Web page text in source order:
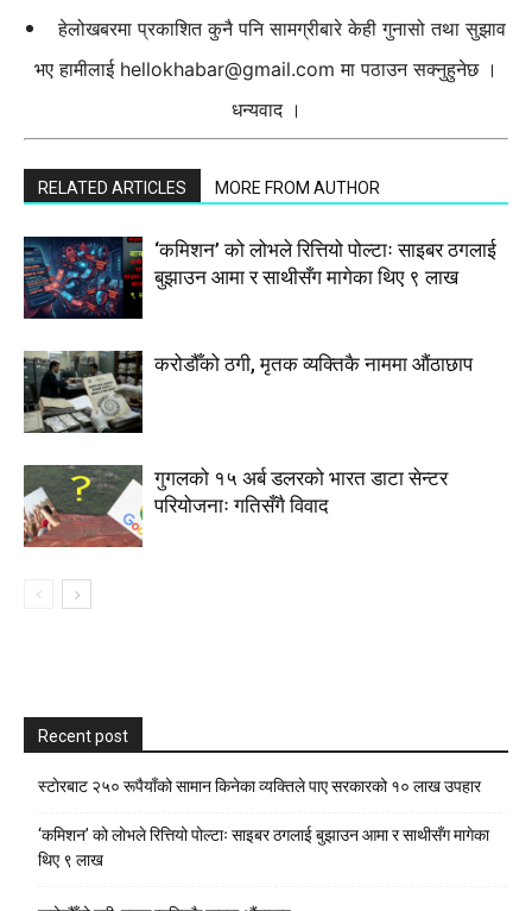
हेलोखबरमा प्रकाशित कुनै पनि सामग्रीबारे केही गुनासो तथा सुझाव
भए हामीलाई hellokhabar@gmail.com मा पठाउन सक्नुहुनेछ ।
धन्यवाद ।
RELATED ARTICLES MORE FROM AUTHOR
‘कमिशन’ को लोभले रित्तियो पोल्टाः साइबर ठगलाई
बुझाउन आमा र साथीसँग मागेका थिए ९ लाख
करोडौँको ठगी, मृतक व्यक्तिकै नाममा औंठाछाप
गुगलको १५ अर्ब डलरको भारत डाटा सेन्टर
परियोजनाः गतिसँगै विवाद
Recent post
स्टाेरबाट २५० रूपैयाँको सामान किनेका व्यक्तिले पाए सरकारको १० लाख उपहार
‘कमिशन’ को लोभले रित्तियो पोल्टाः साइबर ठगलाई बुझाउन आमा र साथीसँग मागेका
थिए ९ लाख